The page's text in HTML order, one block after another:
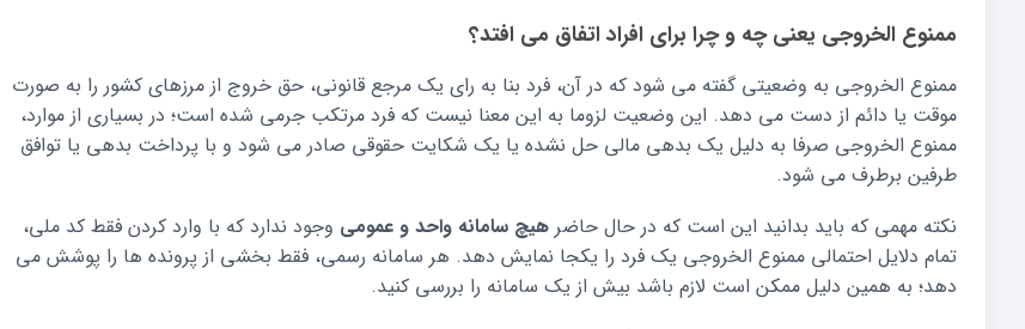
ممنوع الخروجی یعنی چه و چرا برای افراد اتفاق می افتد؟
ممنوع الخروجی به وضعیتی گفته می شود که در آن، فرد بنا به رای یک مرجع قانونی، حق خروج از مرزهای کشور را به صورت
موقت یا دائم از دست می دهد. این وضعیت لزوما به این معنا نیست که فرد مرتکب جرمی شده است؛ در بسیاری از موارد،
ممنوع الخروجی صرفا به دلیل یک بدهی مالی حل نشده یا یک شکایت حقوقی صادر می شود و با پرداخت بدهی یا توافق
طرفین برطرف می شود.
نکته مهمی که باید بدانید این است که در حال حاضر هیچ سامانه واحد و عمومی وجود ندارد که با وارد کردن فقط کد ملی،
تمام دلایل احتمالی ممنوع الخروجی یک فرد را یکجا نمایش دهد. هر سامانه رسمی، فقط بخشی از پرونده ها را پوشش می
دهد؛ به همین دلیل ممکن است لازم باشد بیش از یک سامانه را بررسی کنید.